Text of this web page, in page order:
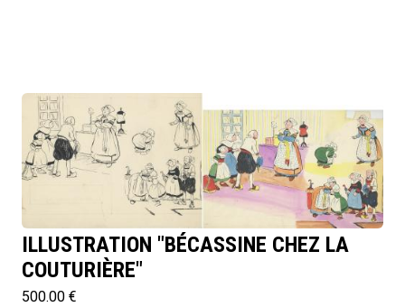
ILLUSTRATION "BÉCASSINE CHEZ LA
COUTURIÈRE"
500.00 €